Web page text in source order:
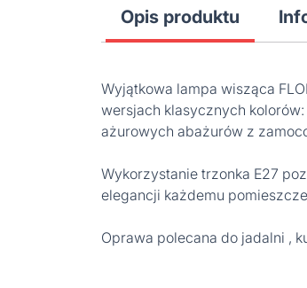
Opis produktu
Wyjątkowa lampa wisząca
wersjach klasycznych
ażurowych abażurów z
Wykorzystanie trzonka E27
elegancji każdemu
Oprawa polecana do jadalni ,